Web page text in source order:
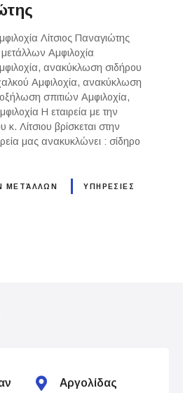
Λίτσιος Παναγιώτης
Αμφιλοχία
ανακύκλωση σιδήρου
Αμφιλοχία, ανακύκλωση
σπιτιών Αμφιλοχία,
Η εταιρεία με την
Λίτσιου βρίσκεται στην
μας ανακυκλώνει : σίδηρο
ΜΕΤΆΛΛΩΝ ΥΠΗΡΕΣΙΕΣ
Αργολίδας